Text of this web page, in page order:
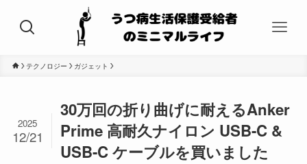
テクノロジー ガジェット
30万回の折り曲げに耐えるAnker
Prime 高耐久ナイロン USB-C &
USB-C ケーブルを買いました
2025
12/21